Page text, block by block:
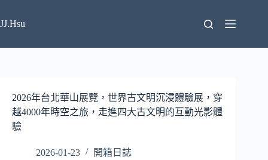
至
要
JJ.Hsu
2026年台北華山展覽，世界古文明沉浸體驗展，穿
越4000年時空之旅，走進四大古文明的互動光影體
驗
2026-01-23 開箱日誌